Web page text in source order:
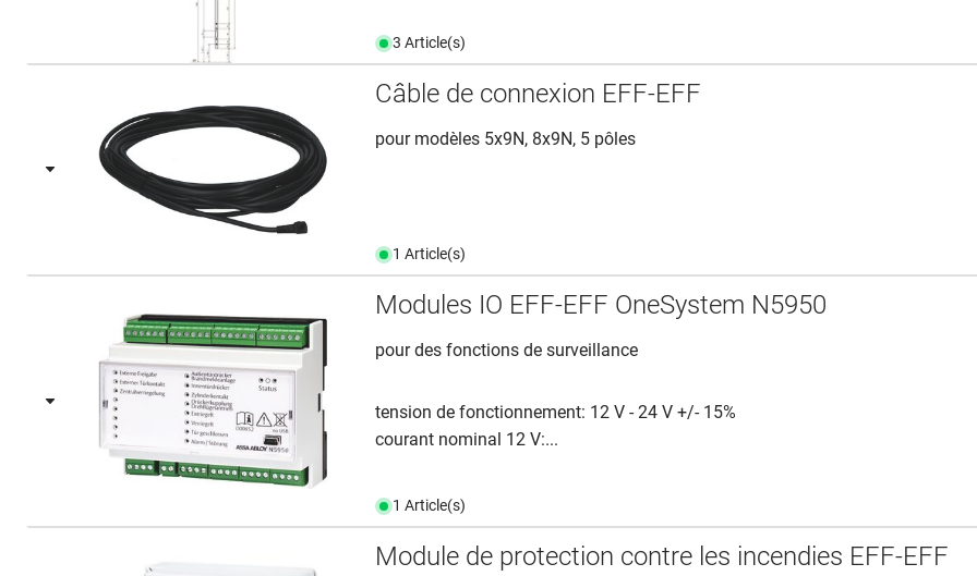
3 Article(s)
Câble de connexion EFF-EFF
pour modèles 5x9N, 8x9N, 5 pôles
1 Article(s)
Modules IO EFF-EFF OneSystem N5950
pour des fonctions de surveillance
tension de fonctionnement: 12 V - 24 V +/- 15%
courant nominal 12 V:...
1 Article(s)
Module de protection contre les incendies EFF-EFF